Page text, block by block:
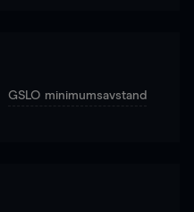
GSLO minimumsavstand